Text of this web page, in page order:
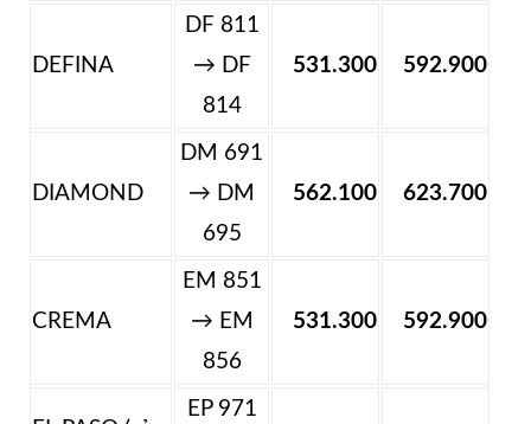
DEFINA
DF 811
→ DF
814
531.300 592.900
DIAMOND
DM 691
→ DM
695
562.100 623.700
CREMA
EM 851
→ EM
856
531.300 592.900
EP 971